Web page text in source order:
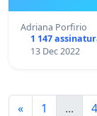
Adriana Porfirio
1 147
13 Dec 2022
« 1 ... 4